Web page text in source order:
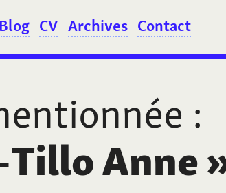
Blog CV Archives Contact
:
Anne